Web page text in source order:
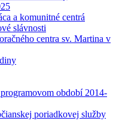
a komunitné centrá
slávnosti
centra sv. Martina v
období 2014-
poriadkovej služby